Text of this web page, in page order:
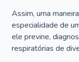
Assim, uma
especialidade de
ele previne,
respiratórias de